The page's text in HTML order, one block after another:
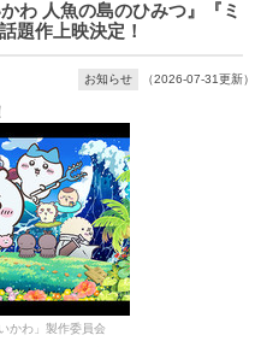
わ 人魚の島のひみつ』『ミ
題作上映決定！
お知らせ （2026-07-31更新）
かわ」製作委員会